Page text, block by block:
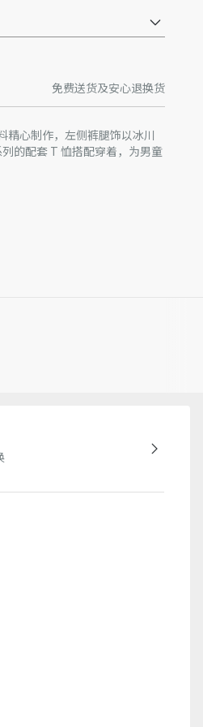
免费送货及安心退换货
精心制作，左侧裤腿饰以冰川
的配套 T 恤搭配穿着，为男童
绣